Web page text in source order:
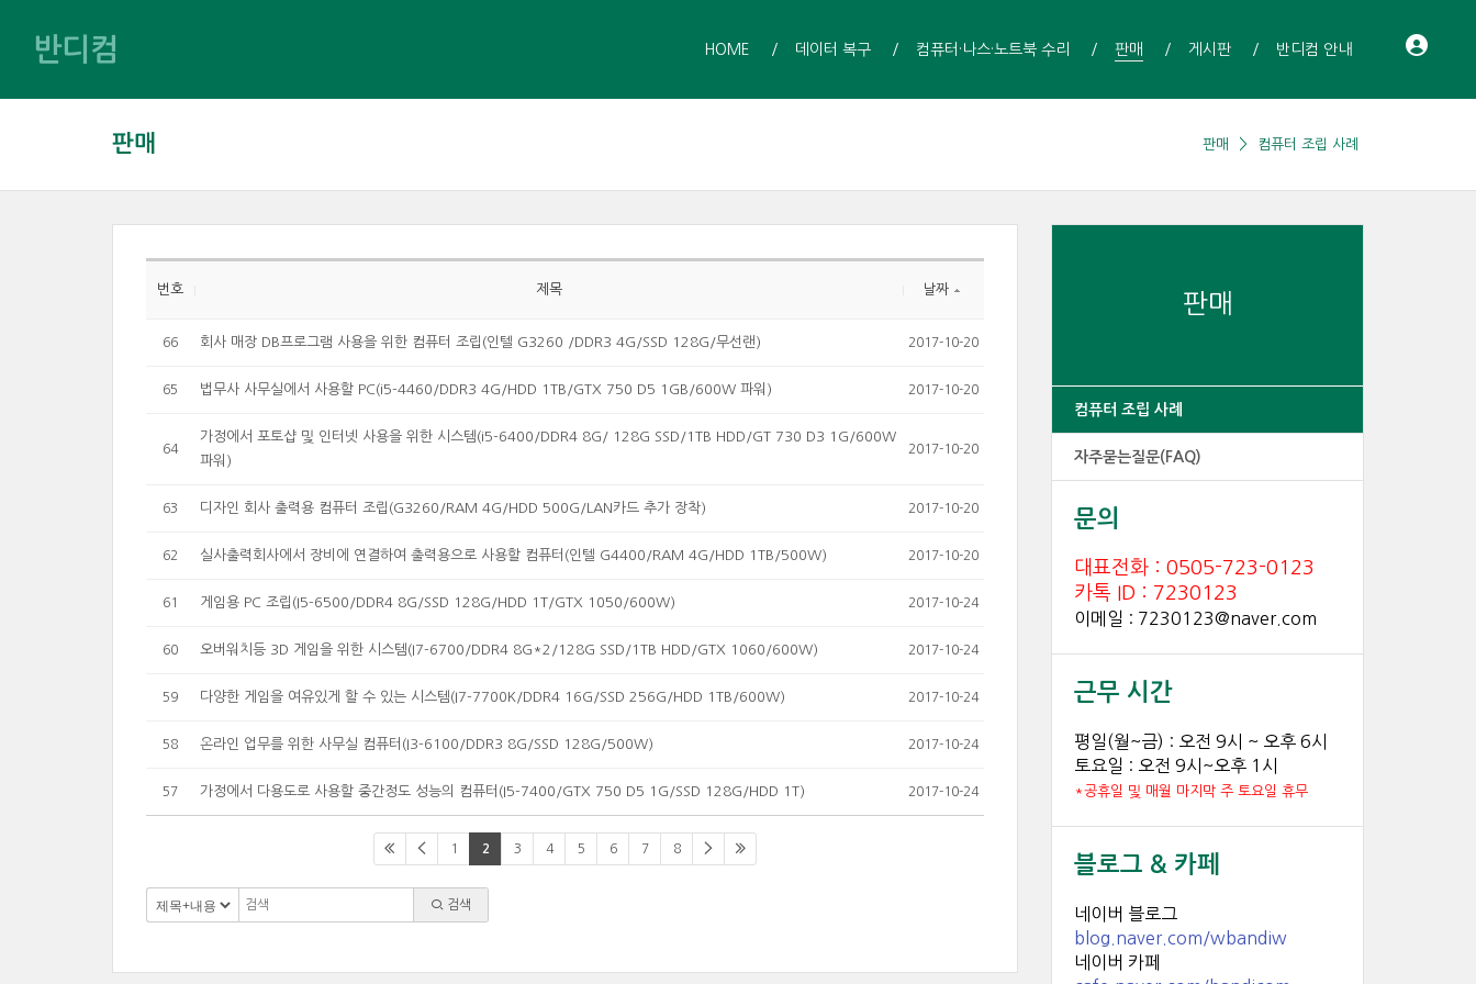
반디컴 HOME 데이터 복구 컴퓨터·나스·노트북 수리 판매 게시판 반디컴 안내
판매 판매 컴퓨터 조립 사례
판매
컴퓨터 조립 사례
자주묻는질문(FAQ)
문의
대표전화 : 0505-723-0123
카톡 ID : 7230123
이메일 : 7230123@naver.com
근무 시간
평일(월~금) : 오전 9시 ~ 오후 6시
토요일 : 오전 9시~오후 1시
*공휴일 및 매월 마지막 주 토요일 휴무
블로그 & 카페
네이버 블로그
blog.naver.com/wbandiw
네이버 카페
번호 제목 날짜
66 회사 매장 DB프로그램 사용을 위한 컴퓨터 조립(인텔 G3260 /DDR3 4G/SSD 128G/무선랜) 2017-10-20
65 법무사 사무실에서 사용할 PC(i5-4460/DDR3 4G/HDD 1TB/GTX 750 D5 1GB/600W 파워) 2017-10-20
64
가정에서 포토샵 및 인터넷 사용을 위한 시스템(i5-6400/DDR4 8G/ 128G SSD/1TB HDD/GT 730 D3 1G/600W
파워)
2017-10-20
63 디자인 회사 출력용 컴퓨터 조립(G3260/RAM 4G/HDD 500G/LAN카드 추가 장착) 2017-10-20
62 실사출력회사에서 장비에 연결하여 출력용으로 사용할 컴퓨터(인텔 G4400/RAM 4G/HDD 1TB/500W) 2017-10-20
61 게임용 PC 조립(I5-6500/DDR4 8G/SSD 128G/HDD 1T/GTX 1050/600W) 2017-10-24
60 오버워치등 3D 게임을 위한 시스템(I7-6700/DDR4 8G*2/128G SSD/1TB HDD/GTX 1060/600W) 2017-10-24
59 다양한 게임을 여유있게 할 수 있는 시스템(I7-7700K/DDR4 16G/SSD 256G/HDD 1TB/600W) 2017-10-24
58 온라인 업무를 위한 사무실 컴퓨터(I3-6100/DDR3 8G/SSD 128G/500W) 2017-10-24
57 가정에서 다용도로 사용할 중간정도 성능의 컴퓨터(I5-7400/GTX 750 D5 1G/SSD 128G/HDD 1T) 2017-10-24
1 2 3 4 5 6 7 8
검색